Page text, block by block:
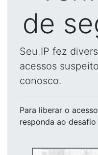
de
Seu IP fez
acessos
conosco.
Para liberar o acesso
responda ao desafio